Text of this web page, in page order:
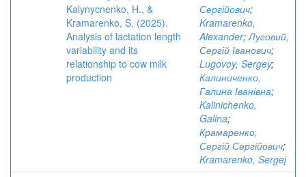
Kalynycnenko, H., &
Kramarenko, S. (2025).
Analysis of lactation length
variability and its
relationship to cow milk
production
Сергійович;
Kramarenko,
Alexander;Луговий,
Сергій Іванович;
Lugovoy, Sergey;
Калиниченко,
Галина Іванівна;
Kalinichenko,
Galina;
Крамаренко,
Сергій Сергійович;
Kramarenko, Sergej